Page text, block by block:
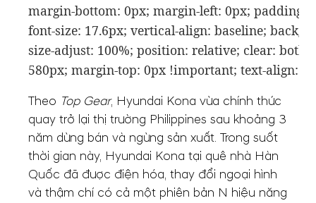
margin-bottom: 0px; margin-left: 0px; padding:
font-size: 17.6px; vertical-align: baseline;
size-adjust: 100%; position: relative; clear:
580px; margin-top: 0px !important; text-align:
Theo Top Gear, Hyundai Kona vừa chính thức
quay trở lại thị trường Philippines sau khoảng 3
năm dừng bán và ngừng sản xuất. Trong suốt
thời gian này, Hyundai Kona tại quê nhà Hàn
Quốc đã được điện hóa, thay đổi ngoại hình
và thậm chí có cả một phiên bản N hiệu năng